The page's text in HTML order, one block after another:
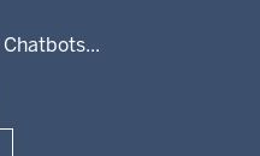
Geobasis NRW